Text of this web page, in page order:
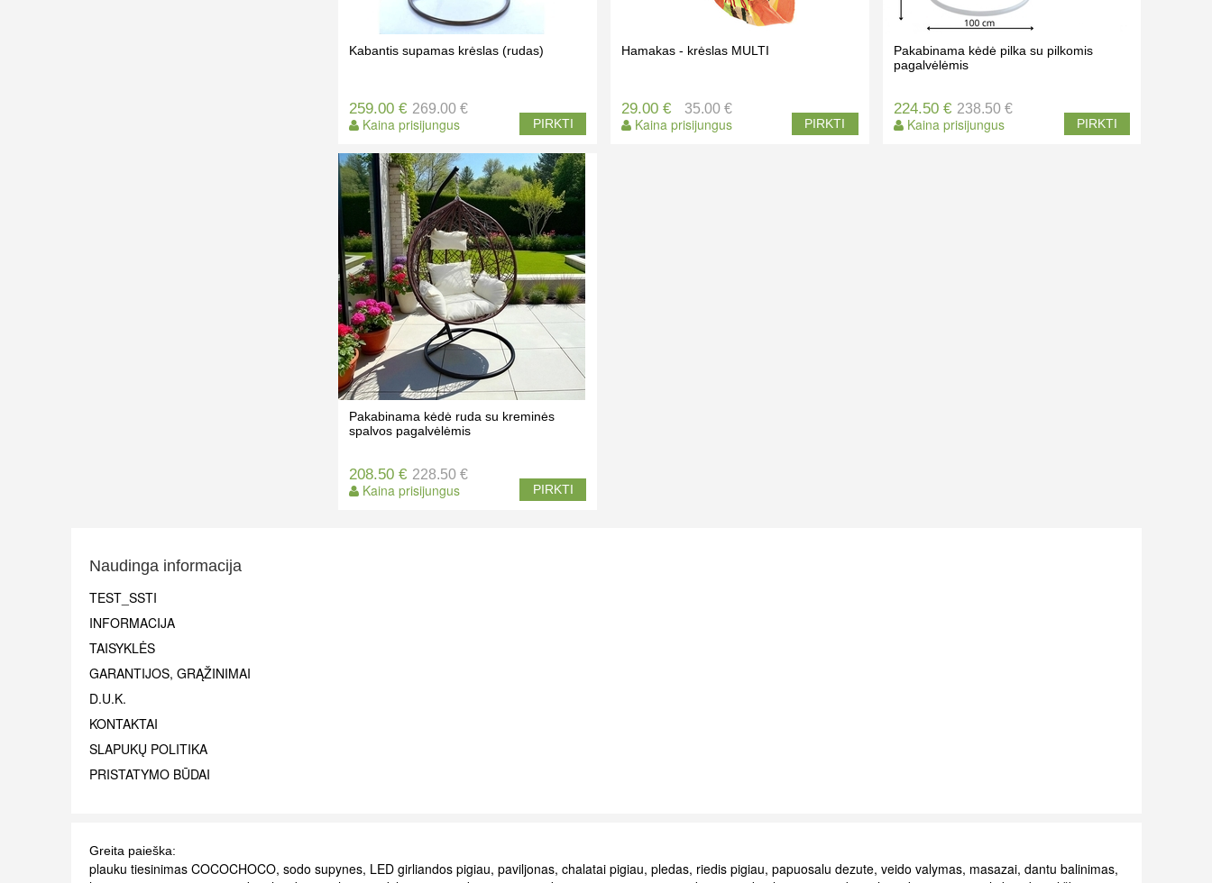
Kabantis supamas krėslas (rudas)
259.00 €
Kaina prisijungus
269.00 €
PIRKTI
Hamakas - krėslas MULTI
29.00 €
Kaina prisijungus
35.00 €
PIRKTI
Pakabinama kėdė pilka su pilkomis
pagalvėlėmis
224.50 €
Kaina prisijungus
238.50 €
PIRKTI
Pakabinama kėdė ruda su kreminės
spalvos pagalvėlėmis
208.50 €
Kaina prisijungus
228.50 €
PIRKTI
Naudinga informacija
TEST_SSTI
INFORMACIJA
TAISYKLĖS
GARANTIJOS, GRĄŽINIMAI
D.U.K.
KONTAKTAI
SLAPUKŲ POLITIKA
PRISTATYMO BŪDAI
Greita paieška:
plauku tiesinimas COCOCHOCO, sodo supynes, LED girliandos pigiau, paviljonas, chalatai pigiau, pledas, riedis pigiau, papuosalu dezute, veido valymas, masazai, dantu balinimas,